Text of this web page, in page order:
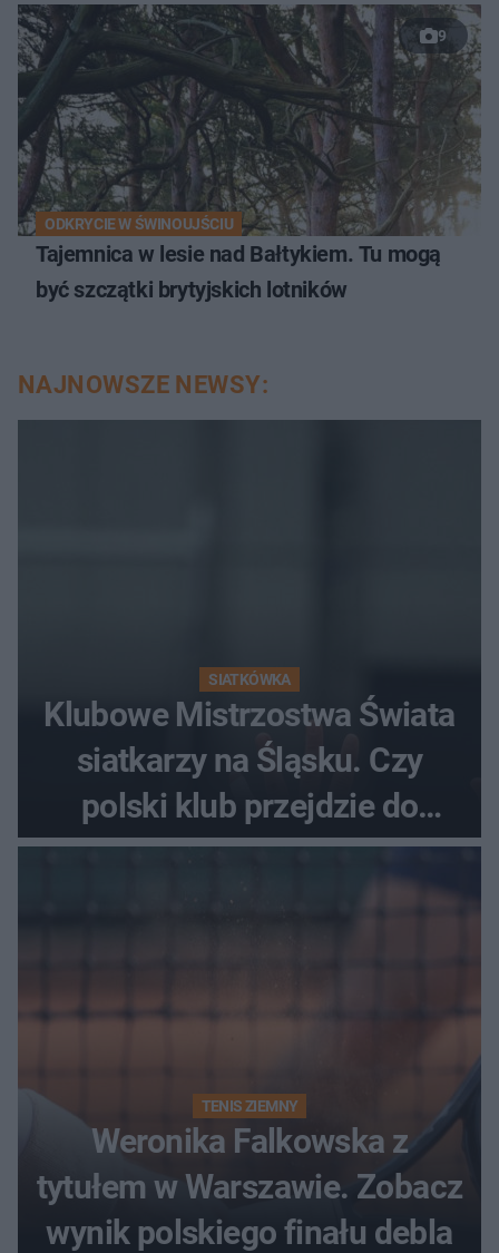
9
ODKRYCIE W ŚWINOUJŚCIU
Tajemnica w lesie nad Bałtykiem. Tu mogą
być szczątki brytyjskich lotników
NAJNOWSZE NEWSY:
SIATKÓWKA
Klubowe Mistrzostwa Świata
siatkarzy na Śląsku. Czy
polski klub przejdzie do
historii
TENIS ZIEMNY
Weronika Falkowska z
tytułem w Warszawie. Zobacz
wynik polskiego finału debla